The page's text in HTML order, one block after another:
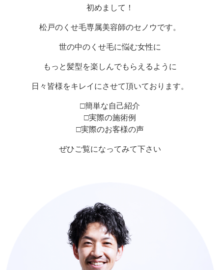
初めまして！
松戸のくせ毛専属美容師のセノウです。
世の中のくせ毛に悩む女性に
もっと髪型を楽しんでもらえるように
日々皆様をキレイにさせて頂いております。
□簡単な自己紹介
□実際の施術例
□実際のお客様の声
ぜひご覧になってみて下さい